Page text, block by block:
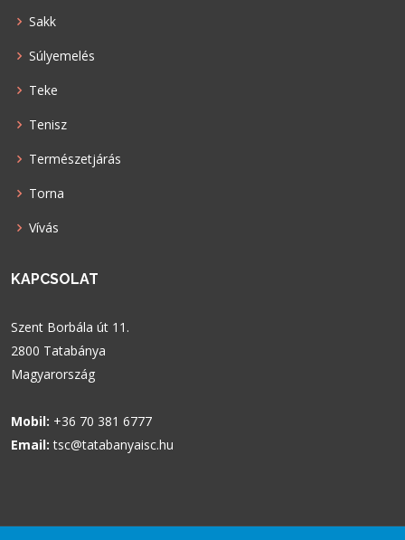
Sakk
Súlyemelés
Teke
Tenisz
Természetjárás
Torna
Vívás
KAPCSOLAT
Szent Borbála út 11.
2800 Tatabánya
Magyarország
Mobil: +36 70 381 6777
Email: tsc@tatabanyaisc.hu